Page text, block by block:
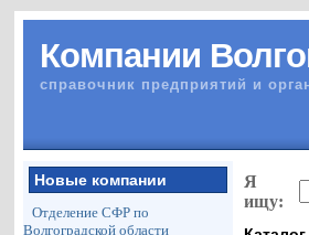
Компании
справочник предприятий и
Новые компании
Отделение СФР по
Волгоградской области
Я
ищу: